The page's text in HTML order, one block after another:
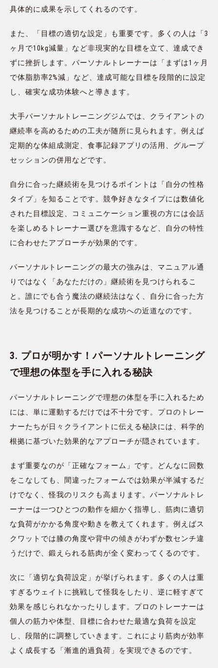
具体的に成果を示してくれるのです。
また、「目標の適切な設定」も重要です。多くの人は「3
ヶ月で10kg減量」など非現実的な目標を立て、達成でき
ずに挫折します。パーソナルトレーナーは「まずは1ヶ月
で体脂肪率2%減」など、達成可能な目標を段階的に設定
し、確実な成功体験へと導きます。
大手パーソナルトレーニングジムでは、クライアントの
継続率を高めるための工夫が随所に見られます。例えば
定期的な体組成測定、食事記録アプリの活用、グループ
セッションの併用などです。
自分に合った継続術を見つけるポイントは「自分の性格
タイプ」を知ることです。競争好きなタイプには数値化
された目標設定、コミュニケーション重視の方には会話
を楽しめるトレーナー選びを意識するなど、自分の特性
に合わせたアプローチが効果的です。
パーソナルトレーニングの最大の強みは、マニュアル通
りではなく「あなただけの」継続術を見つけられるこ
と。誰にでも合う魔法の継続法はなく、自分に合った方
法を見つけることが長期的な成功への近道なのです。
3. プロが明かす！パーソナルトレーニング
で理想の体型を手に入れる秘訣
パーソナルトレーニングで理想の体型を手に入れるため
には、単に運動するだけでは不十分です。プロのトレー
ナーたちが日々クライアントに伝える秘訣には、科学的
根拠に基づいた効果的なアプローチが隠されています。
まず重要なのが「正確なフォーム」です。どんなに回数
をこなしても、間違ったフォームでは効果が半減するだ
けでなく、怪我のリスクも高まります。パーソナルトレ
ーナーは一つひとつの動作を細かく指導し、筋肉に適切
な負荷がかかる角度や動きを教えてくれます。例えばス
クワットでは膝の角度や背中の傾きがわずか数センチ違
うだけで、鍛えられる筋肉が全く変わってくるのです。
次に「適切な負荷設定」が挙げられます。多くの人は重
すぎるウェイトに挑戦して怪我をしたり、逆に軽すぎて
効果を感じられなかったりします。プロのトレーナーは
個人の筋力や体型、目標に合わせた最適な負荷を設定
し、段階的に調整していきます。これにより筋肉が効率
よく成長する「漸進的過負荷」を実現できるのです。